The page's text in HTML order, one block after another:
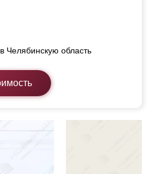
Челябинскую область